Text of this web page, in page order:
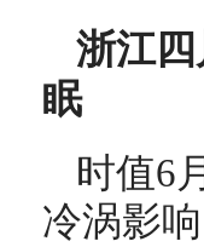
浙江
眠
时值6
冷涡影